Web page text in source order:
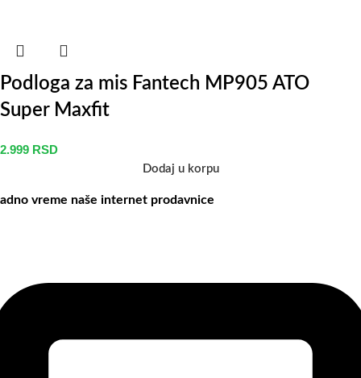
Podloga za mis Fantech MP905 ATO
Super Maxfit
2.999 RSD
Dodaj u korpu
vreme naše internet prodavnice